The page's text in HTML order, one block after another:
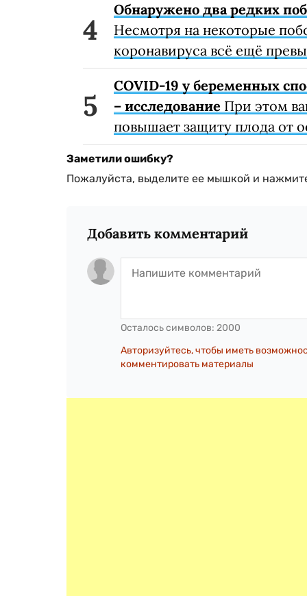
Обнаружено два редких
Несмотря на некоторые
коронавируса всё ещё
COVID-19 у беременных
– исследование При этом
повышает защиту плода от
Заметили ошибку?
Пожалуйста, выделите ее мышкой и
Добавить комментарий
Осталось символов: 2000
Авторизуйтесь, чтобы иметь
комментировать материалы